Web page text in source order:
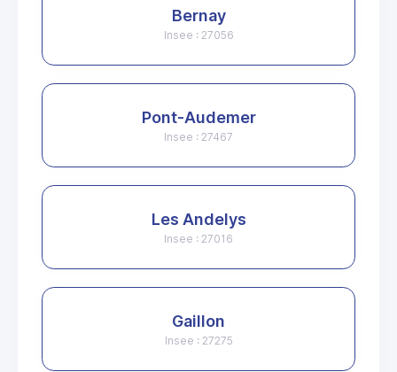
Bernay
Insee : 27056
Pont-Audemer
Insee : 27467
Les Andelys
Insee : 27016
Gaillon
Insee : 27275